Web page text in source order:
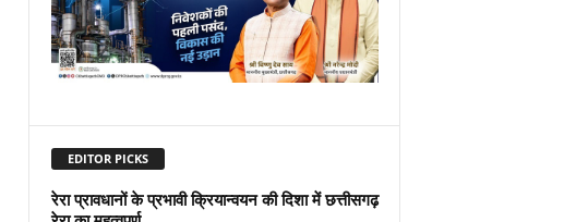
EDITOR PICKS
रेरा प्रावधानों के प्रभावी क्रियान्वयन की दिशा में छत्तीसगढ़